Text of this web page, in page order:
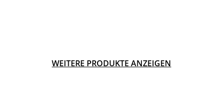
WEITERE PRODUKTE ANZEIGEN